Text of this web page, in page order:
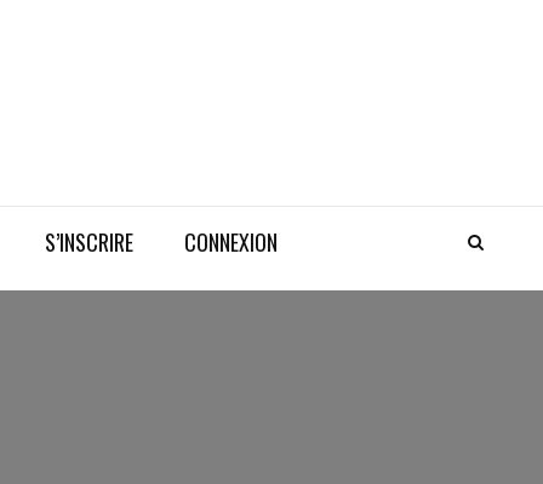
S’INSCRIRE CONNEXION